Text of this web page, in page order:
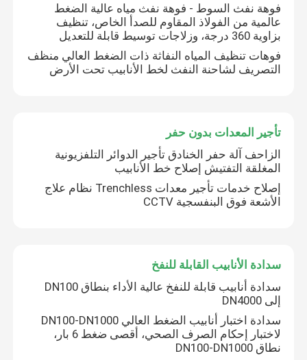
تأجير المعدات بدون حفر
سدادة الأنابيب القابلة للنفخ
فوهة نفث السوط - فوهة نفث مياه عالية الضغط
عالمية من الفولاذ المقاوم للصدأ الخاص، تنظيف
بزاوية 360 درجة، وزلاجات توسيط قابلة للتعديل
فوهات تنظيف المياه النفاثة ذات الضغط العالي منظف
التصريف لشاحنة النفث لخط الأنابيب تحت الأرض
تأجير المعدات بدون حفر
الزاحف آلة حفر الخنادق تأجير الدوائر التلفزيونية
المغلقة التفتيش إصلاح خط الأنابيب
إصلاح خدمات تأجير معدات Trenchless نظام علاج
الأشعة فوق البنفسجية CCTV
سدادة الأنابيب القابلة للنفخ
سدادة أنابيب قابلة للنفخ عالية الأداء بنطاق DN100
إلى DN4000
سدادة اختبار أنابيب الضغط العالي DN100-DN1000
لاختبار إحكام الصرف الصحي، أقصى ضغط 6 بار،
نطاق DN100-DN1000